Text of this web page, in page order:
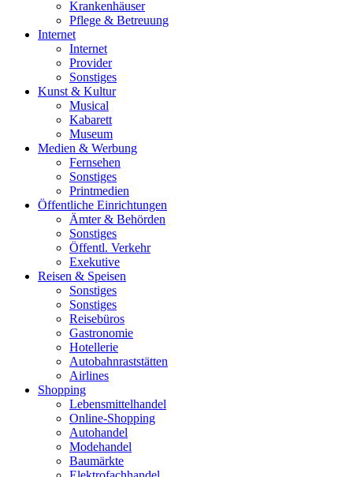
Krankenhäuser
Pflege & Betreuung
Internet
Internet
Provider
Sonstiges
Kunst & Kultur
Musical
Kabarett
Museum
Medien & Werbung
Fernsehen
Sonstiges
Printmedien
Öffentliche Einrichtungen
Ämter & Behörden
Sonstiges
Öffentl. Verkehr
Exekutive
Reisen & Speisen
Sonstiges
Sonstiges
Reisebüros
Gastronomie
Hotellerie
Autobahnraststätten
Airlines
Shopping
Lebensmittelhandel
Online-Shopping
Autohandel
Modehandel
Baumärkte